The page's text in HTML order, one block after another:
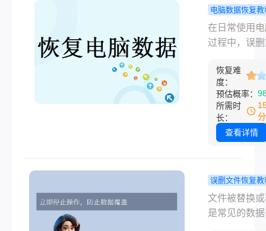
复呢？本文
介绍文件恢
用方法，并
防数据丢失
建议，帮助
找回文件并
来风险。
电脑数据恢复教
脑中如何恢
删的资料？
法！
在日常使用
过程中，误
的棘手问题
是重要的工
档、珍贵的
是精心整理
料，一旦丢
复误删的资
本文整理了
用恢复方法
从基础操作
恢复难
度：
预估概率：
所需时
长：
查看详情
误删文件恢复教
替换的文件
找回？高效
文件被替换
是常见的数